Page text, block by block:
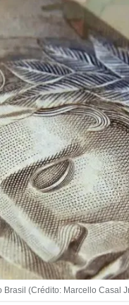
(Crédito: Marcello Casal